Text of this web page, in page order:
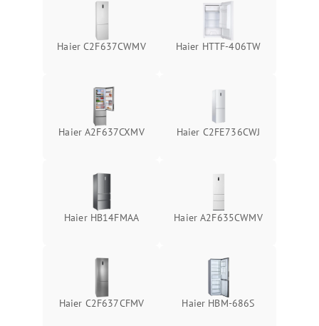
Haier C2F637CWMV Haier HTTF-406TW
Haier A2F637CXMV Haier C2FE736CWJ
Haier HB14FMAA Haier A2F635CWMV
Haier C2F637CFMV Haier HBM-686S